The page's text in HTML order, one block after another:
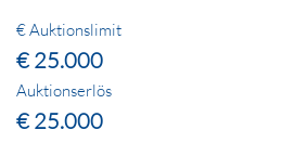
€ Auktionslimit
€ 25.000
Auktionserlös
€ 25.000